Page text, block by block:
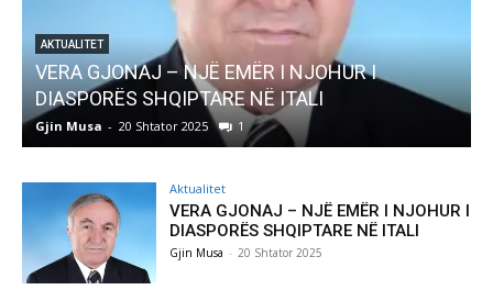
AKTUALITET
Pregaditi Gjin Musa-Rome- Shtator 2025
Gjin Musa - 8 Shtator 2025 0
Aktualitet
VERA GJONAJ – NJË EMËR I NJOHUR I
DIASPORËS SHQIPTARE NË ITALI
Gjin Musa - 20 Shtator 2025